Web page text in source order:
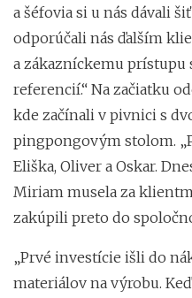
a šéfovia si u nás dávali
odporúčali nás ďalším
a zákazníckemu
referencií.“ Na začiatku
kde začínali v pivnici s
pingpongovým stolom.
Eliška, Oliver a Oskar.
Miriam musela za
zakúpili preto do
„Prvé investície išli do
materiálov na výrobu.